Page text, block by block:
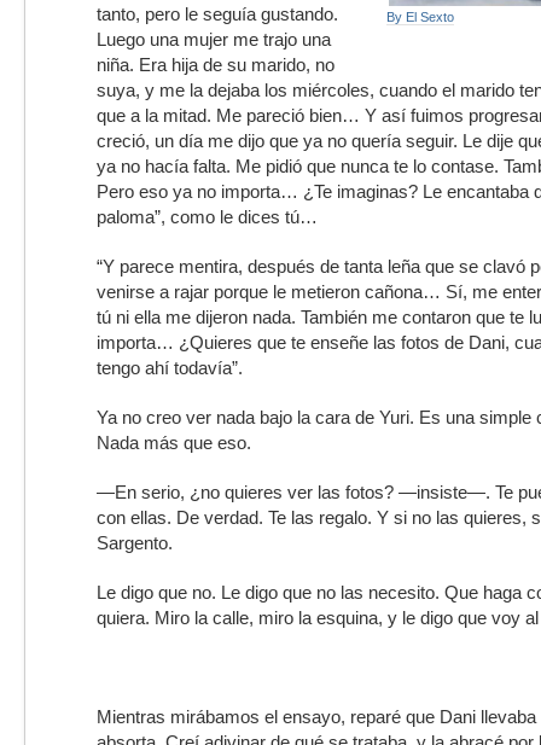
By El Sexto
tanto, pero le seguía gustando.
Luego una mujer me trajo una
niña. Era hija de su marido, no
suya, y me la dejaba los miércoles, cuando el marido
que a la mitad. Me pareció bien… Y así fuimos
creció, un día me dijo que ya no quería seguir. Le dije
ya no hacía falta. Me pidió que nunca te lo contase.
Pero eso ya no importa… ¿Te imaginas? Le encantaba
paloma”, como le dices tú…
“Y parece mentira, después de tanta leña que se clavó
venirse a rajar porque le metieron cañona… Sí, me
tú ni ella me dijeron nada. También me contaron que te
importa… ¿Quieres que te enseñe las fotos de Dani,
tengo ahí todavía”.
Ya no creo ver nada bajo la cara de Yuri. Es una simple
Nada más que eso.
—En serio, ¿no quieres ver las fotos? —insiste—. Te
con ellas. De verdad. Te las regalo. Y si no las quieres,
Sargento.
Le digo que no. Le digo que no las necesito. Que haga
quiera. Miro la calle, miro la esquina, y le digo que voy
Mientras mirábamos el ensayo, reparé que Dani